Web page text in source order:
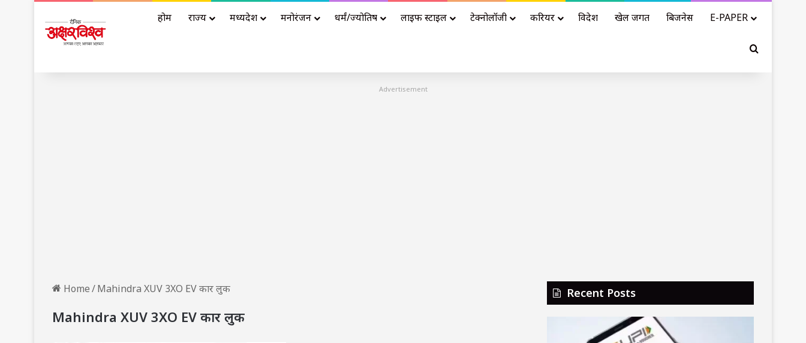
होम राज्य मध्यप्रदेश मनोरंजन धर्मं/ज्योतिष लाइफ स्टाइल टेक्नोलॉजी करियर विदेश खेल जगत बिजनेस E-PAPER
Search for
Advertisement
Home/Mahindra XUV 3XO EV कार लुक
Mahindra XUV 3XO EV कार लुक
Recent Posts